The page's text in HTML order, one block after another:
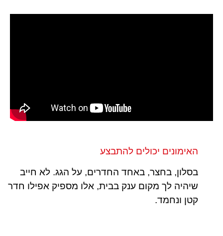
האימונים יכולים להתבצע
בסלון, בחצר, באחד החדרים, על הגג. לא חייב
שיהיה לך מקום ענק בבית, אלו מספיק אפילו חדר
קטן ונחמד.